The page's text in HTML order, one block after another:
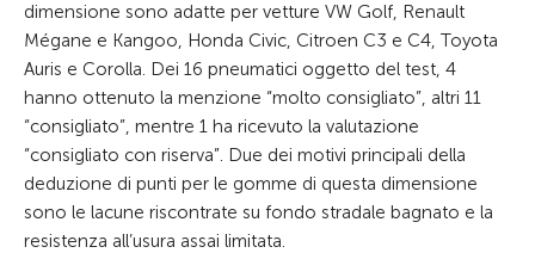
dimensione sono adatte per vetture VW Golf, Renault
Mégane e Kangoo, Honda Civic, Citroen C3 e C4, Toyota
Auris e Corolla. Dei 16 pneumatici oggetto del test, 4
hanno ottenuto la menzione “molto consigliato”, altri 11
“consigliato”, mentre 1 ha ricevuto la valutazione
“consigliato con riserva”. Due dei motivi principali della
deduzione di punti per le gomme di questa dimensione
sono le lacune riscontrate su fondo stradale bagnato e la
resistenza all’usura assai limitata.